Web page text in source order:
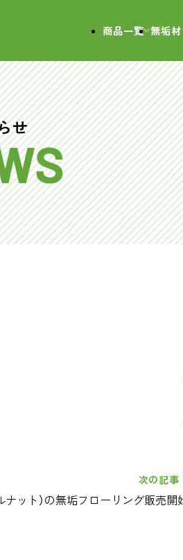
商品一覧 無垢材
せ
次の記事
ット）の無垢フローリング販売開